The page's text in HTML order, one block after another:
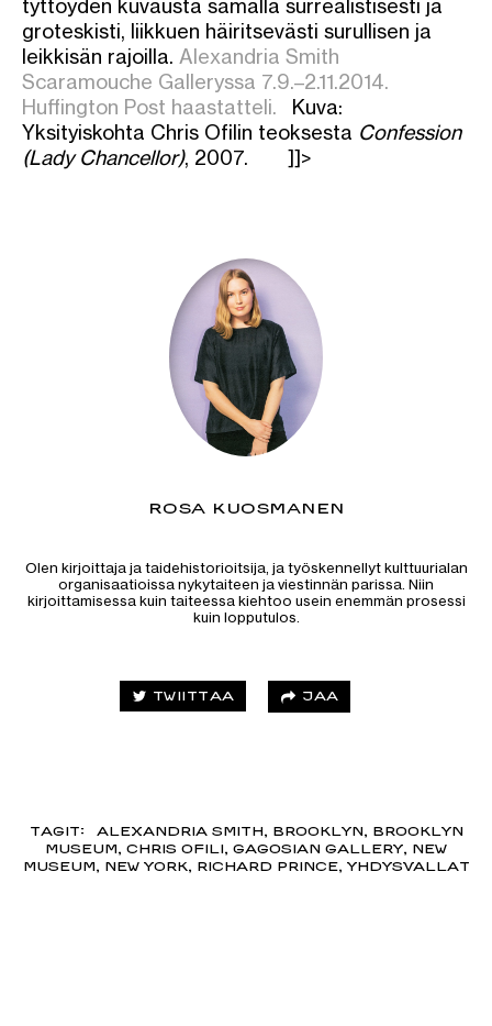
tyttöyden kuvausta samalla surrealistisesti ja
groteskisti, liikkuen häiritsevästi surullisen ja
leikkisän rajoilla. Alexandria Smith
Scaramouche Galleryssa 7.9.–2.11.2014.
Huffington Post haastatteli. Kuva:
Yksityiskohta Chris Ofilin teoksesta Confession
(Lady Chancellor), 2007. ]]>
ROSA KUOSMANEN
Olen kirjoittaja ja taidehistorioitsija, ja työskennellyt kulttuurialan
organisaatioissa nykytaiteen ja viestinnän parissa. Niin
kirjoittamisessa kuin taiteessa kiehtoo usein enemmän prosessi
kuin lopputulos.
TWIITTAA JAA
TAGIT: ALEXANDRIA SMITH, BROOKLYN,
BROOKLYN
MUSEUM
CHRIS OFILI GAGOSIAN GALLERY
NEW
MUSEUM, NEW YORK RICHARD PRINCE, YHDYSVALLAT